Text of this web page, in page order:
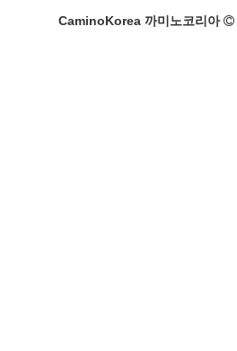
CaminoKorea 까미노코리아